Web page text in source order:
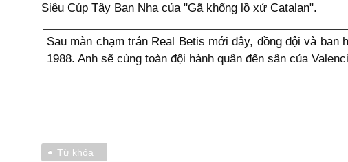
Siêu Cúp Tây Ban Nha của "Gã khổng lồ xứ Catalan".
Sau màn chạm trán Real Betis mới đây, đồng đội và ban
1988. Anh sẽ cùng toàn đội hành quân đến sân của
Từ khóa